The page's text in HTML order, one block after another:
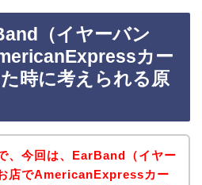
（イヤーバン
カー
時に考えられる原
、今回は、EarBand（イヤー
店でAmericanExpressカー